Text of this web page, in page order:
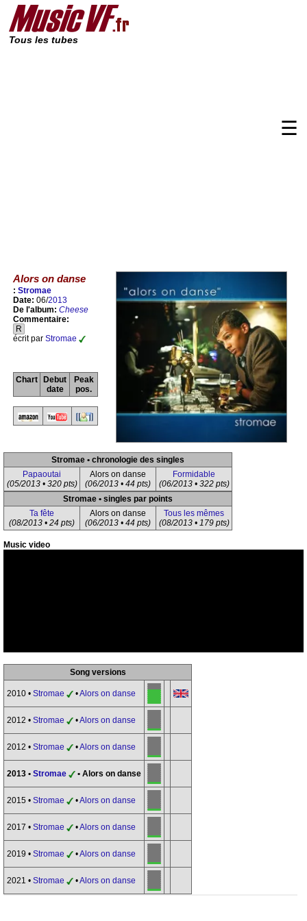
Tous les tubes
☰
Alors on danse
: Stromae
Date: 06/2013
De l'album: Cheese
Commentaire:
R
écrit par Stromae
Chart
Debut
date
Peak
pos.
Stromae • chronologie des singles
Papaoutai
(05/2013 • 320 pts)
Alors on danse
(06/2013 • 44 pts)
Formidable
(06/2013 • 322 pts)
Stromae • singles par points
Ta fête
(08/2013 • 24 pts)
Alors on danse
(06/2013 • 44 pts)
Tous les mêmes
(08/2013 • 179 pts)
Music video
Song versions
2010 • Stromae •Alors on danse
2012 • Stromae •Alors on danse
2012 • Stromae •Alors on danse
2013 • Stromae • Alors on danse
2015 • Stromae •Alors on danse
2017 • Stromae •Alors on danse
2019 • Stromae •Alors on danse
2021 • Stromae •Alors on danse